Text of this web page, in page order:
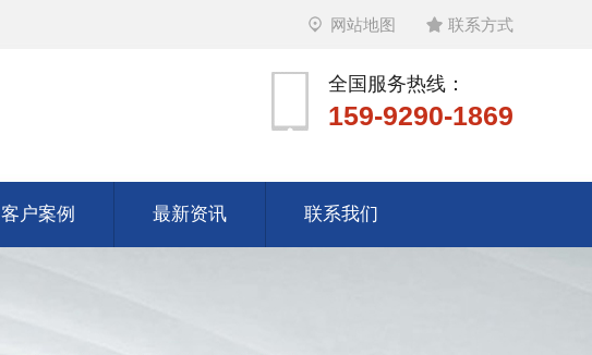
网站地图 联系方式
全国服务热线：
159-9290-1869
客户案例 最新资讯 联系我们